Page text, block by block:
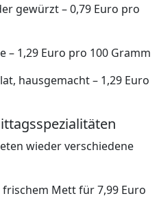
gewürzt – 0,79 Euro pro
– 1,29 Euro pro 100 Gramm
hausgemacht – 1,29 Euro
wieder verschiedene
Mett für 7,99 Euro